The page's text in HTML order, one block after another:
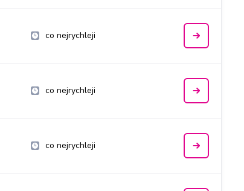
co nejrychleji
co nejrychleji
co nejrychleji